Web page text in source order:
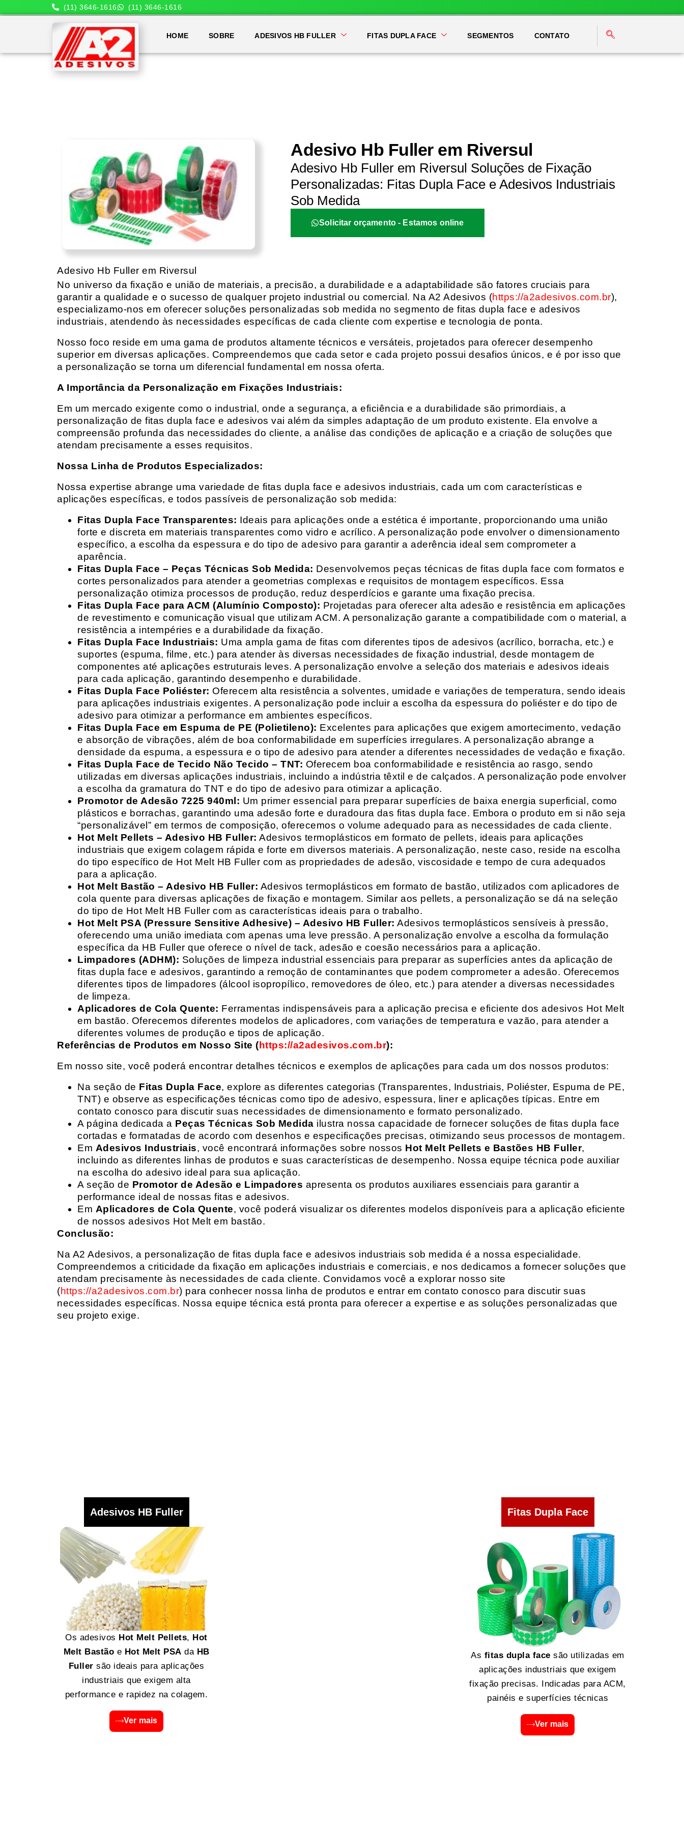
(11) 3646-1616 (11) 3646-1616
HOME SOBRE ADESIVOS HB FULLER FITAS DUPLA FACE SEGMENTOS CONTATO
Adesivo Hb Fuller em Riversul
Adesivo Hb Fuller em Riversul Soluções de Fixação
Personalizadas: Fitas Dupla Face e Adesivos Industriais
Sob Medida
Solicitar orçamento - Estamos online
Adesivo Hb Fuller em Riversul
No universo da fixação e união de materiais, a precisão, a durabilidade e a adaptabilidade são fatores cruciais para
garantir a qualidade e o sucesso de qualquer projeto industrial ou comercial. Na A2 Adesivos (https://a2adesivos.com.br),
especializamo-nos em oferecer soluções personalizadas sob medida no segmento de fitas dupla face e adesivos
industriais, atendendo às necessidades específicas de cada cliente com expertise e tecnologia de ponta.
Nosso foco reside em uma gama de produtos altamente técnicos e versáteis, projetados para oferecer desempenho
superior em diversas aplicações. Compreendemos que cada setor e cada projeto possui desafios únicos, e é por isso que
a personalização se torna um diferencial fundamental em nossa oferta.
A Importância da Personalização em Fixações Industriais:
Em um mercado exigente como o industrial, onde a segurança, a eficiência e a durabilidade são primordiais, a
personalização de fitas dupla face e adesivos vai além da simples adaptação de um produto existente. Ela envolve a
compreensão profunda das necessidades do cliente, a análise das condições de aplicação e a criação de soluções que
atendam precisamente a esses requisitos.
Nossa Linha de Produtos Especializados:
Nossa expertise abrange uma variedade de fitas dupla face e adesivos industriais, cada um com características e
aplicações específicas, e todos passíveis de personalização sob medida:
Fitas Dupla Face Transparentes: Ideais para aplicações onde a estética é importante, proporcionando uma união
forte e discreta em materiais transparentes como vidro e acrílico. A personalização pode envolver o dimensionamento
específico, a escolha da espessura e do tipo de adesivo para garantir a aderência ideal sem comprometer a
aparência.
Fitas Dupla Face – Peças Técnicas Sob Medida: Desenvolvemos peças técnicas de fitas dupla face com formatos e
cortes personalizados para atender a geometrias complexas e requisitos de montagem específicos. Essa
personalização otimiza processos de produção, reduz desperdícios e garante uma fixação precisa.
Fitas Dupla Face para ACM (Alumínio Composto): Projetadas para oferecer alta adesão e resistência em aplicações
de revestimento e comunicação visual que utilizam ACM. A personalização garante a compatibilidade com o material, a
resistência a intempéries e a durabilidade da fixação.
Fitas Dupla Face Industriais: Uma ampla gama de fitas com diferentes tipos de adesivos (acrílico, borracha, etc.) e
suportes (espuma, filme, etc.) para atender às diversas necessidades de fixação industrial, desde montagem de
componentes até aplicações estruturais leves. A personalização envolve a seleção dos materiais e adesivos ideais
para cada aplicação, garantindo desempenho e durabilidade.
Fitas Dupla Face Poliéster: Oferecem alta resistência a solventes, umidade e variações de temperatura, sendo ideais
para aplicações industriais exigentes. A personalização pode incluir a escolha da espessura do poliéster e do tipo de
adesivo para otimizar a performance em ambientes específicos.
Fitas Dupla Face em Espuma de PE (Polietileno): Excelentes para aplicações que exigem amortecimento, vedação
e absorção de vibrações, além de boa conformabilidade em superfícies irregulares. A personalização abrange a
densidade da espuma, a espessura e o tipo de adesivo para atender a diferentes necessidades de vedação e fixação.
Fitas Dupla Face de Tecido Não Tecido – TNT: Oferecem boa conformabilidade e resistência ao rasgo, sendo
utilizadas em diversas aplicações industriais, incluindo a indústria têxtil e de calçados. A personalização pode envolver
a escolha da gramatura do TNT e do tipo de adesivo para otimizar a aplicação.
Promotor de Adesão 7225 940ml: Um primer essencial para preparar superfícies de baixa energia superficial, como
plásticos e borrachas, garantindo uma adesão forte e duradoura das fitas dupla face. Embora o produto em si não seja
“personalizável” em termos de composição, oferecemos o volume adequado para as necessidades de cada cliente.
Hot Melt Pellets – Adesivo HB Fuller: Adesivos termoplásticos em formato de pellets, ideais para aplicações
industriais que exigem colagem rápida e forte em diversos materiais. A personalização, neste caso, reside na escolha
do tipo específico de Hot Melt HB Fuller com as propriedades de adesão, viscosidade e tempo de cura adequados
para a aplicação.
Hot Melt Bastão – Adesivo HB Fuller: Adesivos termoplásticos em formato de bastão, utilizados com aplicadores de
cola quente para diversas aplicações de fixação e montagem. Similar aos pellets, a personalização se dá na seleção
do tipo de Hot Melt HB Fuller com as características ideais para o trabalho.
Hot Melt PSA (Pressure Sensitive Adhesive) – Adesivo HB Fuller: Adesivos termoplásticos sensíveis à pressão,
oferecendo uma união imediata com apenas uma leve pressão. A personalização envolve a escolha da formulação
específica da HB Fuller que oferece o nível de tack, adesão e coesão necessários para a aplicação.
Limpadores (ADHM): Soluções de limpeza industrial essenciais para preparar as superfícies antes da aplicação de
fitas dupla face e adesivos, garantindo a remoção de contaminantes que podem comprometer a adesão. Oferecemos
diferentes tipos de limpadores (álcool isopropílico, removedores de óleo, etc.) para atender a diversas necessidades
de limpeza.
Aplicadores de Cola Quente: Ferramentas indispensáveis para a aplicação precisa e eficiente dos adesivos Hot Melt
em bastão. Oferecemos diferentes modelos de aplicadores, com variações de temperatura e vazão, para atender a
diferentes volumes de produção e tipos de aplicação.
Referências de Produtos em Nosso Site (https://a2adesivos.com.br):
Em nosso site, você poderá encontrar detalhes técnicos e exemplos de aplicações para cada um dos nossos produtos:
Na seção de Fitas Dupla Face, explore as diferentes categorias (Transparentes, Industriais, Poliéster, Espuma de PE,
TNT) e observe as especificações técnicas como tipo de adesivo, espessura, liner e aplicações típicas. Entre em
contato conosco para discutir suas necessidades de dimensionamento e formato personalizado.
A página dedicada a Peças Técnicas Sob Medida ilustra nossa capacidade de fornecer soluções de fitas dupla face
cortadas e formatadas de acordo com desenhos e especificações precisas, otimizando seus processos de montagem.
Em Adesivos Industriais, você encontrará informações sobre nossos Hot Melt Pellets e Bastões HB Fuller,
incluindo as diferentes linhas de produtos e suas características de desempenho. Nossa equipe técnica pode auxiliar
na escolha do adesivo ideal para sua aplicação.
A seção de Promotor de Adesão e Limpadores apresenta os produtos auxiliares essenciais para garantir a
performance ideal de nossas fitas e adesivos.
Em Aplicadores de Cola Quente, você poderá visualizar os diferentes modelos disponíveis para a aplicação eficiente
de nossos adesivos Hot Melt em bastão.
Conclusão:
Na A2 Adesivos, a personalização de fitas dupla face e adesivos industriais sob medida é a nossa especialidade.
Compreendemos a criticidade da fixação em aplicações industriais e comerciais, e nos dedicamos a fornecer soluções que
atendam precisamente às necessidades de cada cliente. Convidamos você a explorar nosso site
(https://a2adesivos.com.br) para conhecer nossa linha de produtos e entrar em contato conosco para discutir suas
necessidades específicas. Nossa equipe técnica está pronta para oferecer a expertise e as soluções personalizadas que
seu projeto exige.
Adesivos HB Fuller
Os adesivos Hot Melt Pellets, Hot
Melt Bastão e Hot Melt PSA da HB
Fuller são ideais para aplicações
industriais que exigem alta
performance e rapidez na colagem.
Ver mais
Fitas Dupla Face
As fitas dupla face são utilizadas em
aplicações industriais que exigem
fixação precisas. Indicadas para ACM,
painéis e superfícies técnicas
Ver mais